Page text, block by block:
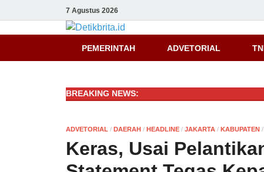
7 Agustus 2026
PEMERINTAH ADVETORIAL
BREAKING NEWS:
ADVETORIAL / DAERAH / HEADLINE / JAKARTA / KABUPATEN /
Keras, Usai